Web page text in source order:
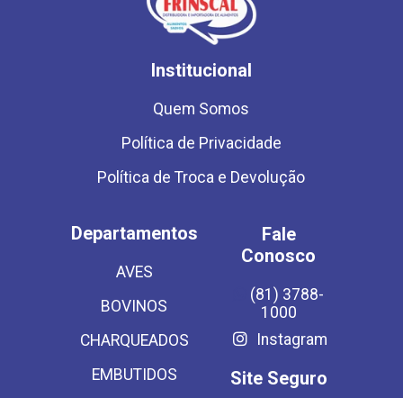
Institucional
Quem Somos
Política de Privacidade
Política de Troca e Devolução
Departamentos
AVES
BOVINOS
CHARQUEADOS
EMBUTIDOS
Fale
Conosco
(81) 3788-
1000
Instagram
Site Seguro